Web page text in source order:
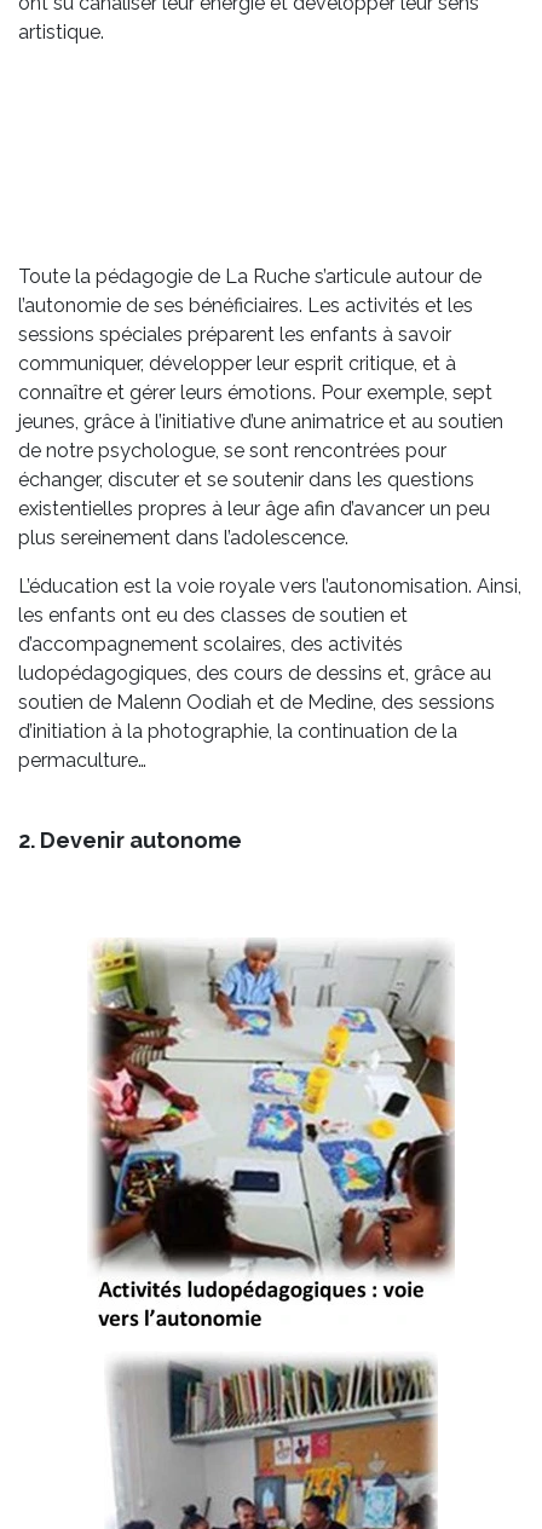
artistique.
Toute la pédagogie de La Ruche s’articule autour de
l’autonomie de ses bénéficiaires. Les activités et les
sessions spéciales préparent les enfants à savoir
communiquer, développer leur esprit critique, et à
connaître et gérer leurs émotions. Pour exemple, sept
jeunes, grâce à l’initiative d’une animatrice et au soutien
de notre psychologue, se sont rencontrées pour
échanger, discuter et se soutenir dans les questions
existentielles propres à leur âge afin d’avancer un peu
plus sereinement dans l’adolescence.
L’éducation est la voie royale vers l’autonomisation. Ainsi,
les enfants ont eu des classes de soutien et
d’accompagnement scolaires, des activités
ludopédagogiques, des cours de dessins et, grâce au
soutien de Malenn Oodiah et de Medine, des sessions
d’initiation à la photographie, la continuation de la
permaculture…
2. Devenir autonome